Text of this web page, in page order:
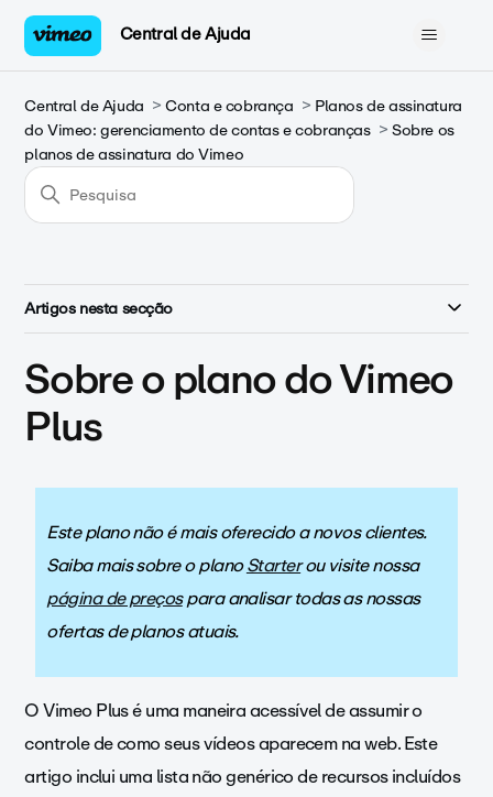
Central de Ajuda
Central de Ajuda Conta e cobrança
Planos de assinatura
do Vimeo: gerenciamento de contas e cobranças
Sobre os
planos de assinatura do Vimeo
Artigos nesta secção
Sobre o plano do Vimeo
Plus
Este plano não é mais oferecido a novos clientes.
Saiba mais sobre o planoStarterou visite nossa
página de preçospara analisar todas as nossas
ofertas de planos atuais.
O Vimeo Plus é uma maneira acessível de assumir o
controle de como seus vídeos aparecem na web. Este
artigo inclui uma lista não genérico de recursos incluídos